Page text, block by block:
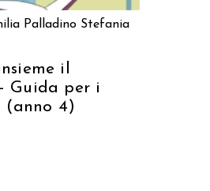
Palladino Stefania
il
Guida per i
(anno 4)